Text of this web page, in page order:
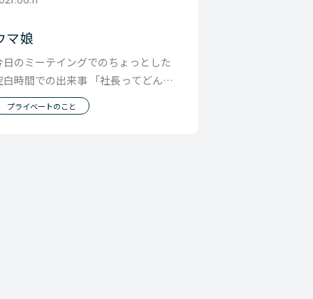
マ娘
日のミーテイングでのちょっとした
白時間での出来事 「社長ってどんな
ームやるんですか？」 という質問に
突然すぎて本
プライベートのこと